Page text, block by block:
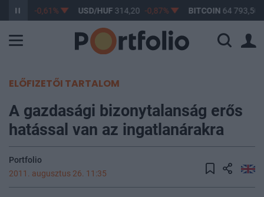
363,17 -0,61% USD/HUF314,20 -0,87% BITCOIN64 793,50
ELŐFIZETŐI TARTALOM
A gazdasági bizonytalanság erős
hatással van az ingatlanárakra
Portfolio
2011. augusztus 26. 11:35